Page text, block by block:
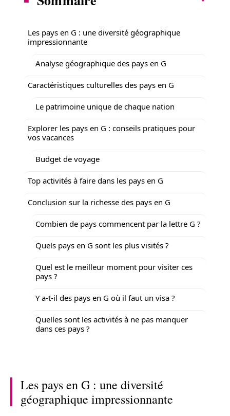
Les pays en G : une diversité géographique
impressionnante
Analyse géographique des pays en G
Caractéristiques culturelles des pays en G
Le patrimoine unique de chaque nation
Explorer les pays en G : conseils pratiques pour
vos vacances
Budget de voyage
Top activités à faire dans les pays en G
Conclusion sur la richesse des pays en G
Combien de pays commencent par la lettre G ?
Quels pays en G sont les plus visités ?
Quel est le meilleur moment pour visiter ces
pays ?
Y a-t-il des pays en G où il faut un visa ?
Quelles sont les activités à ne pas manquer
dans ces pays ?
Les pays en G : une diversité
géographique impressionnante